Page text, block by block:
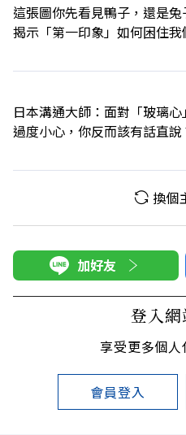
這張圖你先看見鴨子，還是
揭示「第一印象」如何困住我
日本溝通大師：面對「玻璃
過度小心，你反而該有話直說
換個
加好友
登入網
享受更多個
會員登入